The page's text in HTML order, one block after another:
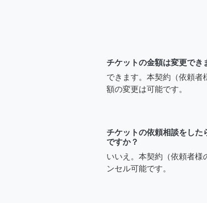
チケットの金額は変更でき
できます。本契約（依頼者
額の変更は可能です。
チケットの依頼相談をした
ですか？
いいえ。本契約（依頼者様
ンセル可能です。